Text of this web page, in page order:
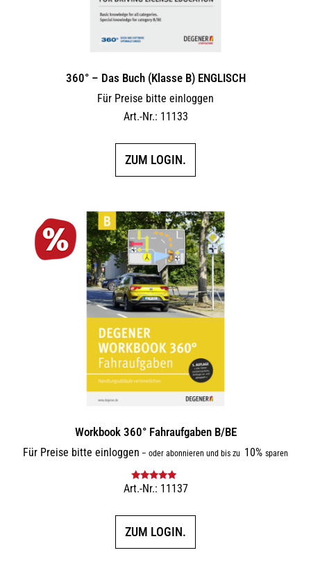
360° – Das Buch (Klasse B) ENGLISCH
Für Preise bitte einloggen
Art.-Nr.: 11133
ZUM LOGIN.
Workbook 360° Fahraufgaben B/BE
Für Preise bitte einloggen – oder abonnieren und bis zu 10% sparen
Bewertet mit
Art.-Nr.: 11137
ZUM LOGIN.